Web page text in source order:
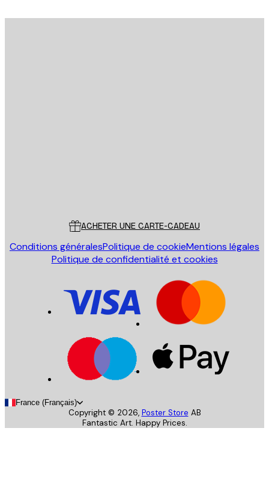
S'INSCRIRE
ACHETER UNE CARTE-CADEAU
Conditions généralesPolitique de cookieMentions légales
Politique de confidentialité et cookies
France (Français)
Copyright © 2026, Poster Store AB
Fantastic Art. Happy Prices.